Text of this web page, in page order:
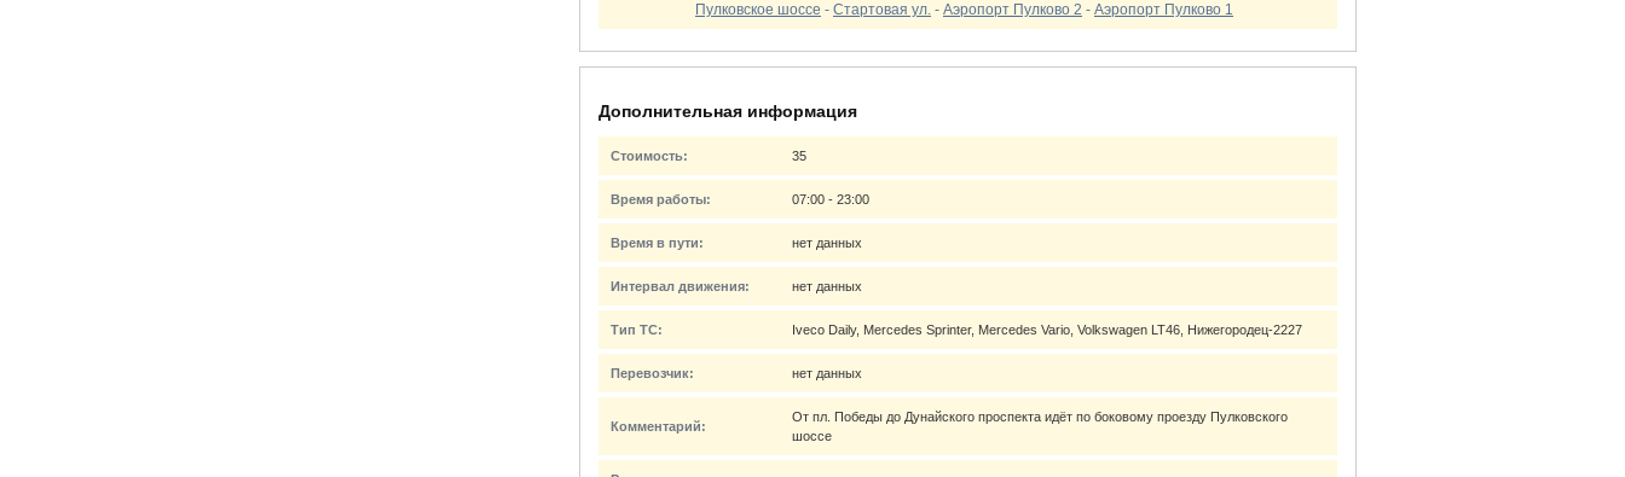
Пулковское шоссе - Стартовая ул. - Аэропорт Пулково 2 - Аэропорт Пулково 1
Дополнительная информация
Стоимость: 35
Время работы: 07:00 - 23:00
Время в пути: нет данных
Интервал движения: нет данных
Тип ТС: Iveco Daily, Mercedes Sprinter, Mercedes Vario, Volkswagen LT46, Нижегородец-2227
Перевозчик: нет данных
Комментарий:
От пл. Победы до Дунайского проспекта идёт по боковому проезду Пулковского
шоссе